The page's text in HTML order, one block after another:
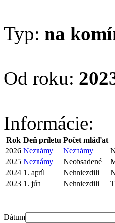
Typ: na
Od roku:
Informácie:
Rok Deň príletu Počet mláďat
2026 Neznámy Neznámy
2025 Neznámy Neobsadené
2024 1. apríl Nehniezdili
2023 1. jún Nehniezdili
Dátum